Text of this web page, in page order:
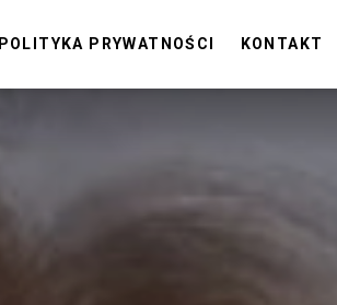
POLITYKA PRYWATNOŚCI KONTAKT